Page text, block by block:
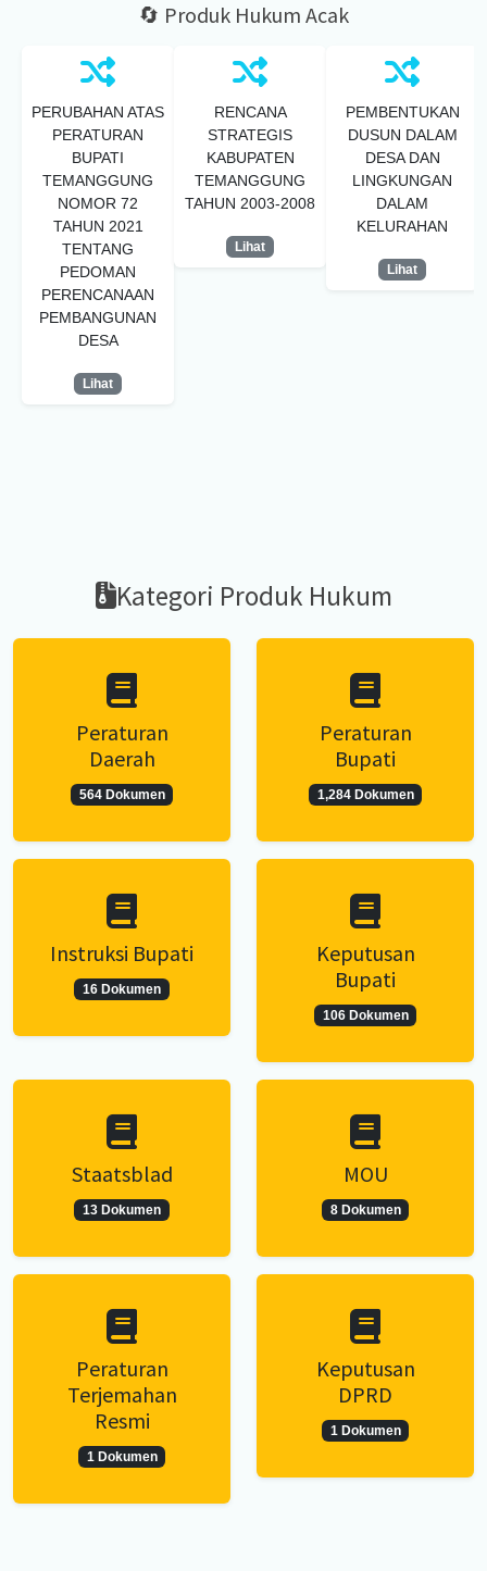
🔄 Produk Hukum Acak
PERUBAHAN ATAS
PERATURAN
BUPATI
TEMANGGUNG
NOMOR 72
TAHUN 2021
TENTANG
PEDOMAN
PERENCANAAN
PEMBANGUNAN
DESA
Lihat
RENCANA
STRATEGIS
KABUPATEN
TEMANGGUNG
TAHUN 2003-2008
Lihat
PEMBENTUKAN
DUSUN DALAM
DESA DAN
LINGKUNGAN
DALAM
KELURAHAN
Lihat
Kategori Produk Hukum
Peraturan
Daerah
564 Dokumen
Peraturan
Bupati
1,284 Dokumen
Instruksi Bupati
16 Dokumen
Keputusan
Bupati
106 Dokumen
Staatsblad
13 Dokumen
MOU
8 Dokumen
Peraturan
Terjemahan
Resmi
1 Dokumen
Keputusan
DPRD
1 Dokumen